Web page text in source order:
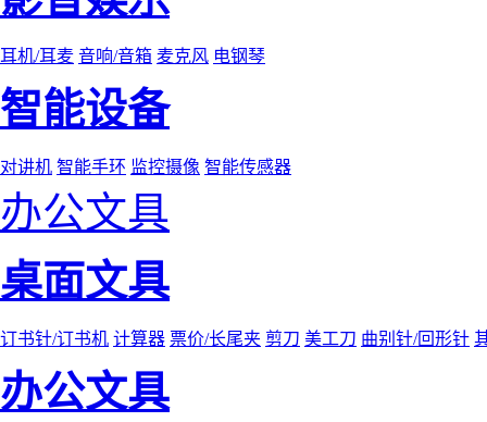
耳机/耳麦 音响/音箱 麦克风 电钢琴
智能设备
对讲机 智能手环 监控摄像 智能传感器
办公文具
桌面文具
订书针/订书机 计算器 票价/长尾夹 剪刀 美工刀 曲别针/回形针
办公文具